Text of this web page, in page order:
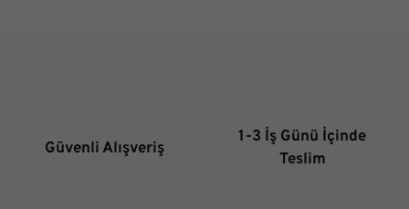
Güvenli Alışveriş
1-3 İş Günü İçinde
Teslim